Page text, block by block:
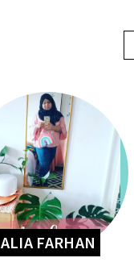
ALIA FARHAN